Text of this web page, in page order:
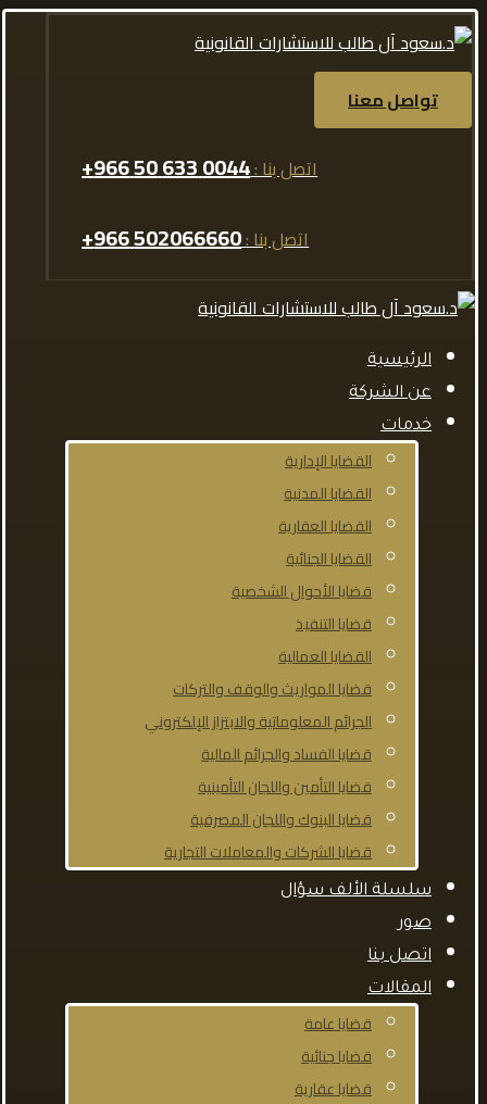
تواصل معنا
اتصل بنا :0044 633 50 966+
اتصل بنا :502066660 966+
الرئيسية
عن الشركة
خدمات
القضايا الإدارية
القضايا المدنية
القضايا العقارية
القضايا الجنائية
قضايا الأحوال الشخصية
قضايا التنفيذ
القضايا العمالية
قضايا المواريث والوقف والتركات
الجرائم المعلوماتية والابتزاز الإلكتروني
قضايا الفساد والجرائم المالية
قضايا التأمين واللجان التأمينية
قضايا البنوك واللجان المصرفية
قضايا الشركات والمعاملات التجارية
سلسلة الألف سؤال
صور
اتصل بنا
المقالات
قضايا عامة
قضايا جنائية
قضايا عقارية